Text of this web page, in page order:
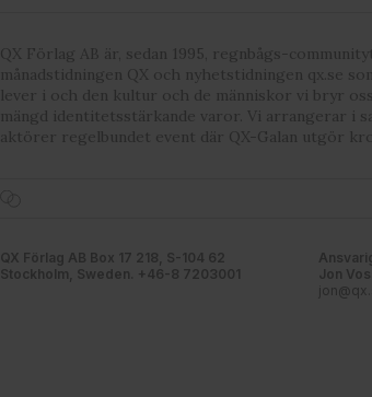
QX Förlag AB är, sedan 1995, regnbågs-
månadstidningen QX och nyhetstidningen qx.se
lever i och den kultur och de människor vi bryr
mängd identitetsstärkande varor. Vi arrangerar i
aktörer regelbundet event där QX-Galan utgör
QX Förlag AB Box 17 218, S-104 62
Stockholm, Sweden. +46-8 7203001
Jon